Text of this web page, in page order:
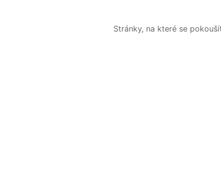
Stránky, na které se